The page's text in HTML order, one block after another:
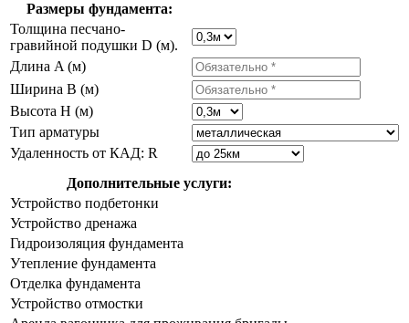
Размеры фундамента:
Толщина песчано-
гравийной подушки D (м).
Длина A (м)
Ширина B (м)
Высота H (м)
Тип арматуры
Удаленность от КАД: R
Дополнительные услуги:
Устройство подбетонки
Устройство дренажа
Гидроизоляция фундамента
Утепление фундамента
Отделка фундамента
Устройство отмостки